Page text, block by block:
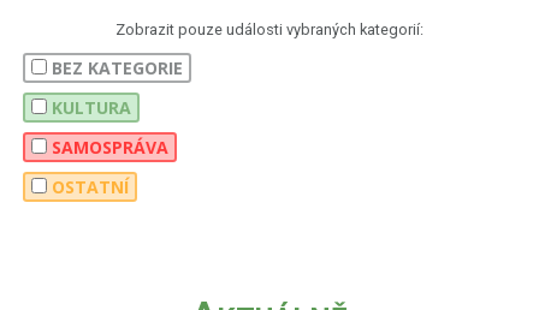
Zobrazit pouze události vybraných kategorií:
BEZ KATEGORIE
KULTURA
SAMOSPRÁVA
OSTATNÍ